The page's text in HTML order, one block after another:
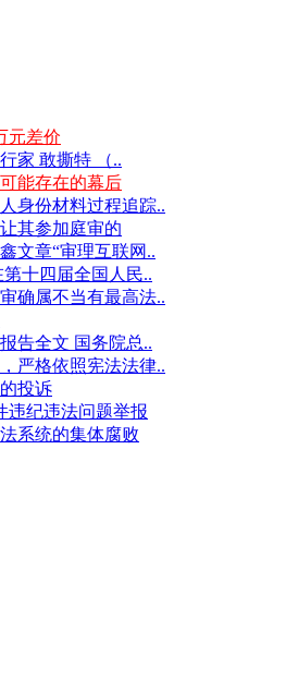
元差价
家 敢撕特 （..
能存在的幕后
身份材料过程追踪..
其参加庭审的
文章“审理互联网..
十四届全国人民..
确属不当有最高法..
告全文 国务院总..
严格依照宪法法律..
投诉
违纪违法问题举报
系统的集体腐败